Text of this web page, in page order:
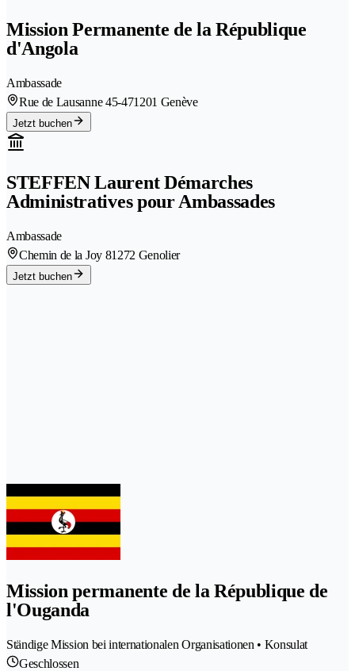
Mission Permanente de la République
d'Angola
Ambassade
Rue de Lausanne 45-471201 Genève
Jetzt buchen
STEFFEN Laurent Démarches
Administratives pour Ambassades
Ambassade
Chemin de la Joy 81272 Genolier
Jetzt buchen
Mission permanente de la République de
l'Ouganda
Ständige Mission bei internationalen Organisationen • Konsulat
Geschlossen